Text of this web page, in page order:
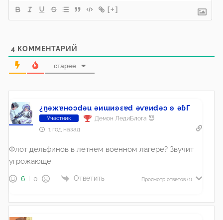
[+]
4 КОММЕНТАРИЙ
старее
¿n̯ǝжɐноɔdǝu ǝиɯиʚεɐd ǝvɐиdǝɔ ʚ ǝɓГ
Участник
Демон ЛедиБлога 😈
1 год назад
Флот дельфинов в летнем военном лагере? Звучит
угрожающе.
6 0 Ответить Просмотр ответов (1)